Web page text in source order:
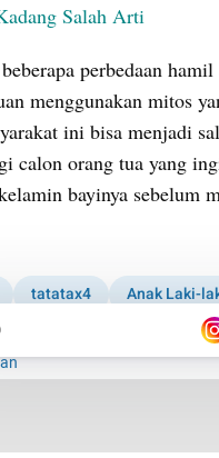
Salah Arti
perbedaan hamil
menggunakan mitos
ini bisa menjadi
calon orang tua yang
bayinya sebelum
tatatax4 Anak Laki-